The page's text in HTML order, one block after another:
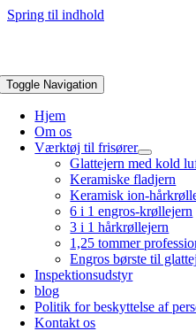
Spring til indhold
Toggle Navigation
Hjem
Om os
Værktøj til frisører
Glattejern med kold
Keramiske fladjern
Keramisk ion-
6 i 1 engros-krøllejern
3 i 1 hårkrøllejern
1,25 tommer
Engros børste til
Inspektionsudstyr
blog
Politik for beskyttelse af
Kontakt os